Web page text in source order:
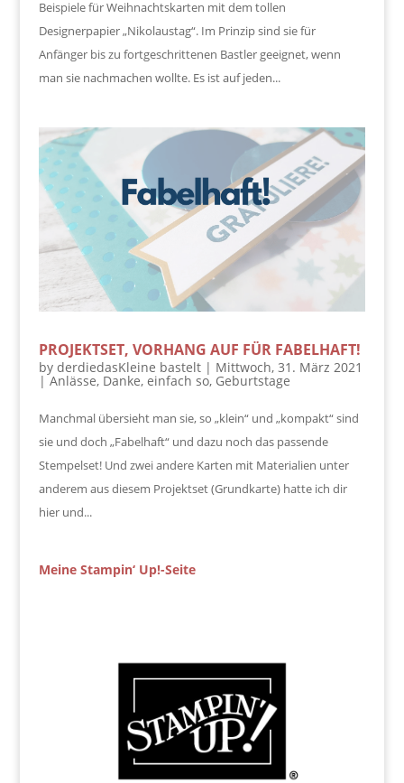
Beispiele für Weihnachtskarten mit dem tollen
Designerpapier „Nikolaustag“. Im Prinzip sind sie für
Anfänger bis zu fortgeschrittenen Bastler geeignet, wenn
man sie nachmachen wollte. Es ist auf jeden...
PROJEKTSET, VORHANG AUF FÜR FABELHAFT!
by derdiedasKleine bastelt| Mittwoch, 31. März 2021
|Anlässe, Danke, einfach so, Geburtstage
Manchmal übersieht man sie, so „klein“ und „kompakt“ sind
sie und doch „Fabelhaft“ und dazu noch das passende
Stempelset! Und zwei andere Karten mit Materialien unter
anderem aus diesem Projektset (Grundkarte) hatte ich dir
hier und...
Meine Stampin‘ Up!-Seite